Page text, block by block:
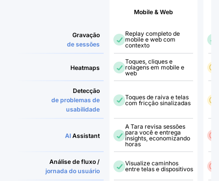
Gravação
de sessões
Heatmaps
Detecção
de problemas de
usabilidade
AI Assistant
Análise de fluxo /
jornada do usuário
Mobile & Web
Replay completo de
mobile e web com
contexto
Toques, cliques e
rolagens em mobile e
web
Toques de raiva e telas
com fricção sinalizadas
A Tara revisa sessões
para você e entrega
insights, economizando
horas
Visualize caminhos
entre telas e dispositivos